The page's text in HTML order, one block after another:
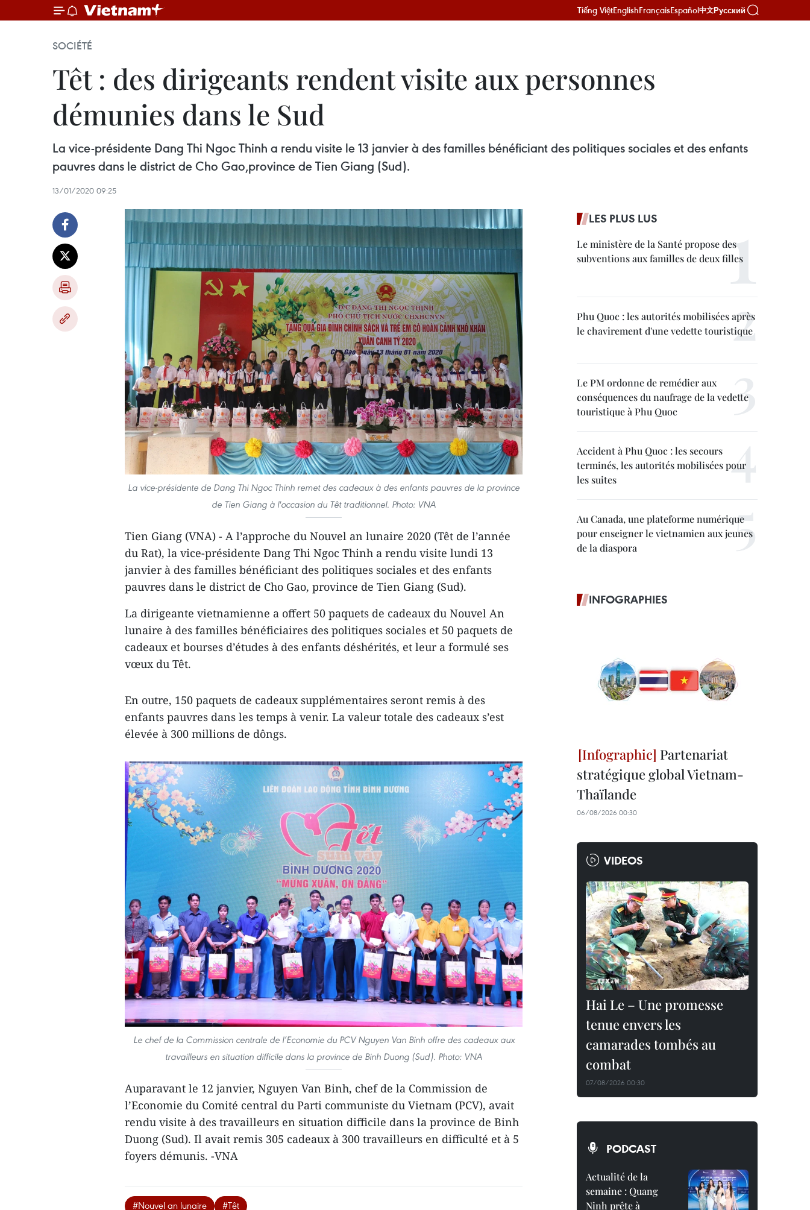
Tiếng ViệtEnglishFrançaisEspañol中文Русский
SOCIÉTÉ
Têt : des dirigeants rendent visite aux personnes
démunies dans le Sud
La vice-présidente Dang Thi Ngoc Thinh a rendu visite le 13 janvier à des familles bénéficiant des politiques sociales et des enfants
pauvres dans le district de Cho Gao,province de Tien Giang (Sud).
13/01/2020 09:25
La vice-présidente de Dang Thi Ngoc Thinh remet des cadeaux à des enfants pauvres de la province
de Tien Giang à l'occasion du Têt traditionnel. Photo: VNA
Tien Giang (VNA) - A l’approche du Nouvel an lunaire 2020 (Têt de l’année
du Rat), la vice-présidente Dang Thi Ngoc Thinh a rendu visite lundi 13
janvier à des familles bénéficiant des politiques sociales et des enfants
pauvres dans le district de Cho Gao, province de Tien Giang (Sud).
La dirigeante vietnamienne a offert 50 paquets de cadeaux du Nouvel An
lunaire à des familles bénéficiaires des politiques sociales et 50 paquets de
cadeaux et bourses d’études à des enfants déshérités, et leur a formulé ses
vœux du Têt.
En outre, 150 paquets de cadeaux supplémentaires seront remis à des
enfants pauvres dans les temps à venir. La valeur totale des cadeaux s’est
élevée à 300 millions de dôngs.
Le chef de la Commission centrale de l’Economie du PCV Nguyen Van Binh offre des cadeaux aux
travailleurs en situation difficile dans la province de Binh Duong (Sud). Photo: VNA
Auparavant le 12 janvier, Nguyen Van Binh, chef de la Commission de
l’Economie du Comité central du Parti communiste du Vietnam (PCV), avait
rendu visite à des travailleurs en situation difficile dans la province de Binh
Duong (Sud). Il avait remis 305 cadeaux à 300 travailleurs en difficulté et à 5
foyers démunis. -VNA
#Nouvel an lunaire #Têt
LES PLUS LUS
Le ministère de la Santé propose des
subventions aux familles de deux filles
Phu Quoc : les autorités mobilisées après
le chavirement d'une vedette touristique
Le PM ordonne de remédier aux
conséquences du naufrage de la vedette
touristique à Phu Quoc
Accident à Phu Quoc : les secours
terminés, les autorités mobilisées pour
les suites
Au Canada, une plateforme numérique
pour enseigner le vietnamien aux jeunes
de la diaspora
INFOGRAPHIES
Partenariat
stratégique global Vietnam-
Thaïlande
06/08/2026 00:30
VIDEOS
Hai Le – Une promesse
tenue envers les
camarades tombés au
combat
07/08/2026 00:30
PODCAST
Actualité de la
semaine : Quang
Ninh prête à